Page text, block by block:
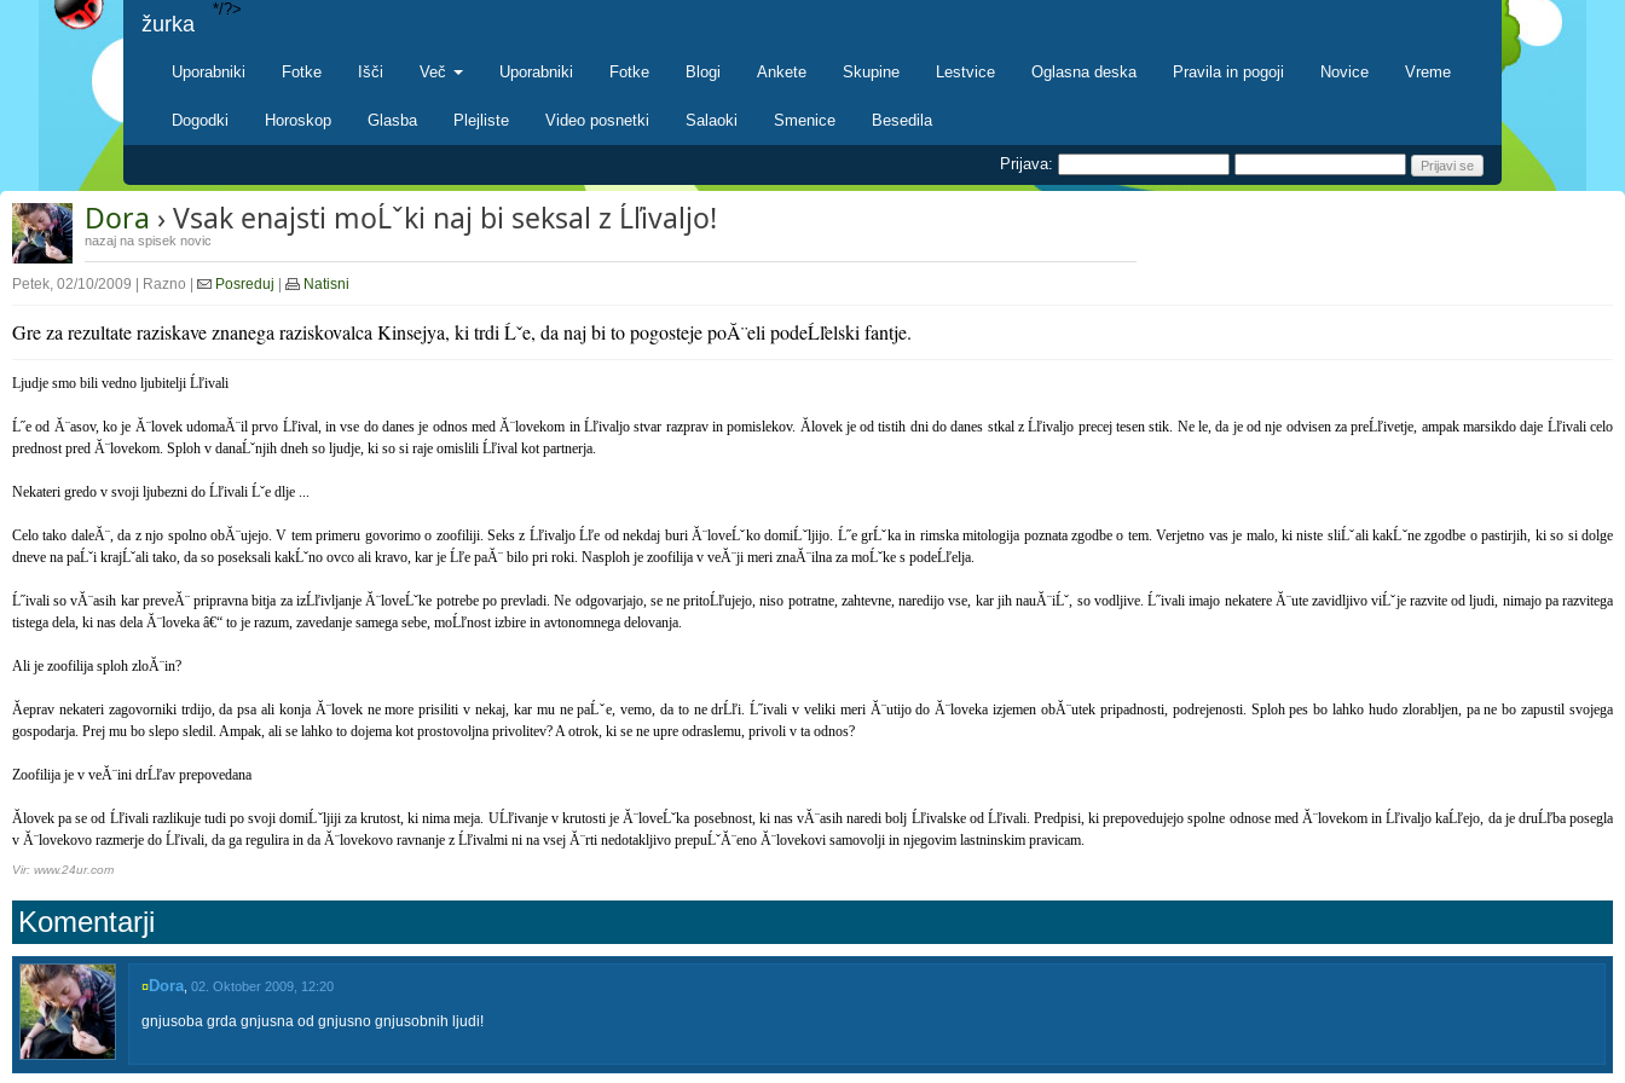
žurka
Uporabniki Fotke Išči Več Uporabniki Fotke Blogi Ankete Skupine Lestvice Oglasna deska Pravila in pogoji Novice Vreme
Dogodki Horoskop Glasba Plejliste Video posnetki Salaoki Smenice Besedila
*/?>
Prijava:
Dora › Vsak enajsti moĹˇki naj bi seksal z Ĺľivaljo!
nazaj na spisek novic
Petek, 02/10/2009 | Razno | Posreduj | Natisni
Gre za rezultate raziskave znanega raziskovalca Kinsejya, ki trdi Ĺˇe, da naj bi to pogosteje poĂ¨eli podeĹľelski fantje.
Ljudje smo bili vedno ljubitelji Ĺľivali
Ĺ˝e od Ă¨asov, ko je Ă¨lovek udomaĂ¨il prvo Ĺľival, in vse do danes je odnos med Ă¨lovekom in Ĺľivaljo stvar razprav in pomislekov. Ălovek je od tistih dni do danes stkal z Ĺľivaljo precej tesen stik. Ne le, da je od nje odvisen za preĹľivetje, ampak marsikdo daje Ĺľivali celo
prednost pred Ă¨lovekom. Sploh v danaĹˇnjih dneh so ljudje, ki so si raje omislili Ĺľival kot partnerja.
Nekateri gredo v svoji ljubezni do Ĺľivali Ĺˇe dlje ...
Celo tako daleĂ¨, da z njo spolno obĂ¨ujejo. V tem primeru govorimo o zoofiliji. Seks z Ĺľivaljo Ĺľe od nekdaj buri Ă¨loveĹˇko domiĹˇljijo. Ĺ˝e grĹˇka in rimska mitologija poznata zgodbe o tem. Verjetno vas je malo, ki niste sliĹˇali kakĹˇne zgodbe o pastirjih, ki so si dolge
dneve na paĹˇi krajĹˇali tako, da so poseksali kakĹˇno ovco ali kravo, kar je Ĺľe paĂ¨ bilo pri roki. Nasploh je zoofilija v veĂ¨ji meri znaĂ¨ilna za moĹˇke s podeĹľelja.
Ĺ˝ivali so vĂ¨asih kar preveĂ¨ pripravna bitja za izĹľivljanje Ă¨loveĹˇke potrebe po prevladi. Ne odgovarjajo, se ne pritoĹľujejo, niso potratne, zahtevne, naredijo vse, kar jih nauĂ¨iĹˇ, so vodljive. Ĺ˝ivali imajo nekatere Ă¨ute zavidljivo viĹˇje razvite od ljudi, nimajo pa razvitega
tistega dela, ki nas dela Ă¨loveka â€“ to je razum, zavedanje samega sebe, moĹľnost izbire in avtonomnega delovanja.
Ali je zoofilija sploh zloĂ¨in?
Ăeprav nekateri zagovorniki trdijo, da psa ali konja Ă¨lovek ne more prisiliti v nekaj, kar mu ne paĹˇe, vemo, da to ne drĹľi. Ĺ˝ivali v veliki meri Ă¨utijo do Ă¨loveka izjemen obĂ¨utek pripadnosti, podrejenosti. Sploh pes bo lahko hudo zlorabljen, pa ne bo zapustil svojega
gospodarja. Prej mu bo slepo sledil. Ampak, ali se lahko to dojema kot prostovoljna privolitev? A otrok, ki se ne upre odraslemu, privoli v ta odnos?
Zoofilija je v veĂ¨ini drĹľav prepovedana
Ălovek pa se od Ĺľivali razlikuje tudi po svoji domiĹˇljiji za krutost, ki nima meja. UĹľivanje v krutosti je Ă¨loveĹˇka posebnost, ki nas vĂ¨asih naredi bolj Ĺľivalske od Ĺľivali. Predpisi, ki prepovedujejo spolne odnose med Ă¨lovekom in Ĺľivaljo kaĹľejo, da je druĹľba posegla
v Ă¨lovekovo razmerje do Ĺľivali, da ga regulira in da Ă¨lovekovo ravnanje z Ĺľivalmi ni na vsej Ă¨rti nedotakljivo prepuĹˇĂ¨eno Ă¨lovekovi samovolji in njegovim lastninskim pravicam.
Vir: www.24ur.com
Komentarji
¤Dora 02. Oktober 2009, 12:20
gnjusoba grda gnjusna od gnjusno gnjusobnih ljudi!